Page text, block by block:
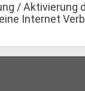
/ Aktivierung
Internet